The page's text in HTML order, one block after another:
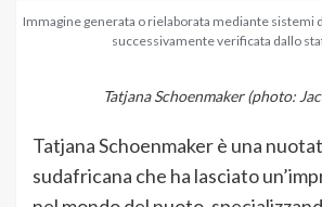
Immagine generata o rielaborata mediante sistemi
successivamente verificata dallo
Tatjana Schoenmaker (photo:
Tatjana Schoenmaker è una
sudafricana che ha lasciato